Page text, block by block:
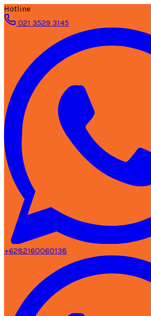
Hotline
021 3529 3145
+6282160060138